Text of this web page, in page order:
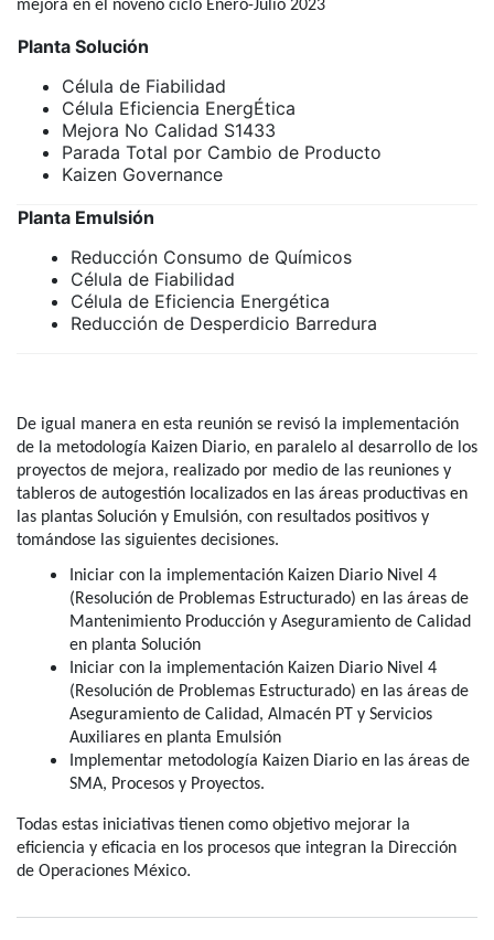
mejora en el noveno ciclo Enero-Julio 2023
Planta Solución
Célula de Fiabilidad
Célula Eficiencia EnergÉtica
Mejora No Calidad S1433
Parada Total por Cambio de Producto
Kaizen Governance
Planta Emulsión
Reducción Consumo de Químicos
Célula de Fiabilidad
Célula de Eficiencia Energética
Reducción de Desperdicio Barredura
De igual manera en esta reunión se revisó la implementación
de la metodología Kaizen Diario, en paralelo al desarrollo de los
proyectos de mejora, realizado por medio de las reuniones y
tableros de autogestión localizados en las áreas productivas en
las plantas Solución y Emulsión, con resultados positivos y
tomándose las siguientes decisiones.
Iniciar con la implementación Kaizen Diario Nivel 4
(Resolución de Problemas Estructurado) en las áreas de
Mantenimiento Producción y Aseguramiento de Calidad
en planta Solución
Iniciar con la implementación Kaizen Diario Nivel 4
(Resolución de Problemas Estructurado) en las áreas de
Aseguramiento de Calidad, Almacén PT y Servicios
Auxiliares en planta Emulsión
Implementar metodología Kaizen Diario en las áreas de
SMA, Procesos y Proyectos.
Todas estas iniciativas tienen como objetivo mejorar la
eficiencia y eficacia en los procesos que integran la Dirección
de Operaciones México.